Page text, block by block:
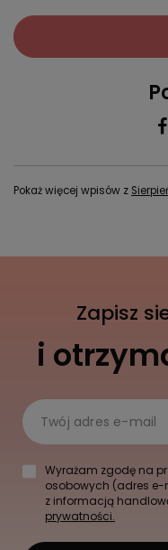
Pokaż więcej wpisów z
Zapisz
i
Twój adres e-mail
Wyrażam zgodę na
osobowych (adres e-
z informacją
prywatności.